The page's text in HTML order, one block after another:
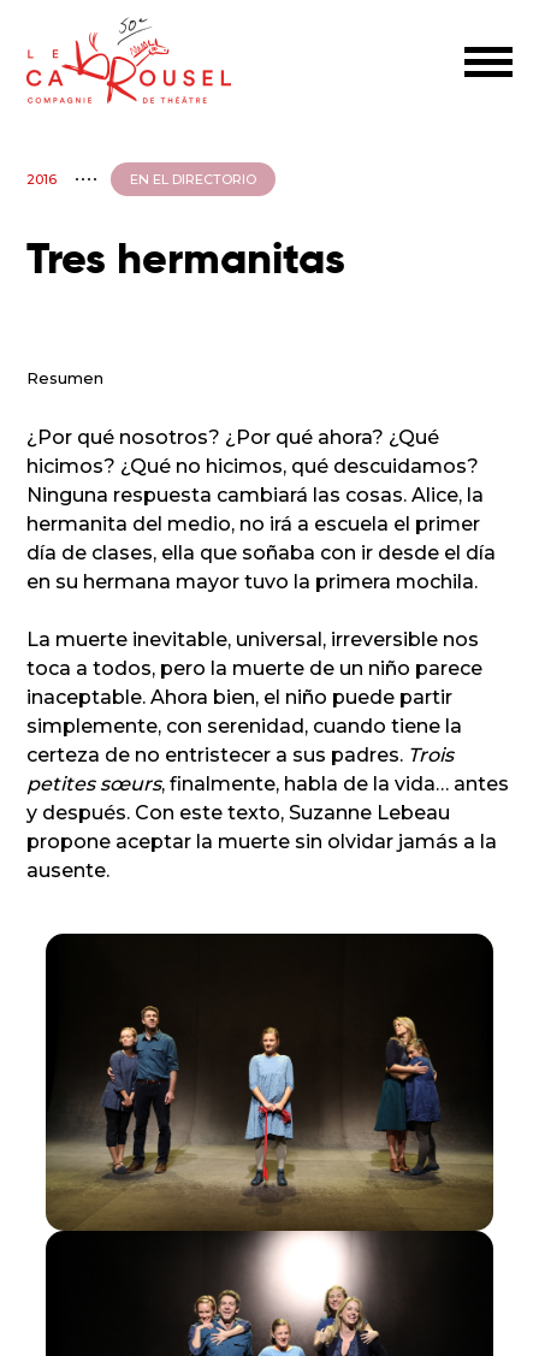
2016 EN EL DIRECTORIO
Tres hermanitas
Resumen
¿Por qué nosotros? ¿Por qué ahora? ¿Qué
hicimos? ¿Qué no hicimos, qué descuidamos?
Ninguna respuesta cambiará las cosas. Alice, la
hermanita del medio, no irá a escuela el primer
día de clases, ella que soñaba con ir desde el día
en su hermana mayor tuvo la primera mochila.
La muerte inevitable, universal, irreversible nos
toca a todos, pero la muerte de un niño parece
inaceptable. Ahora bien, el niño puede partir
simplemente, con serenidad, cuando tiene la
certeza de no entristecer a sus padres. Trois
petites sœurs, finalmente, habla de la vida… antes
y después. Con este texto, Suzanne Lebeau
propone aceptar la muerte sin olvidar jamás a la
ausente.